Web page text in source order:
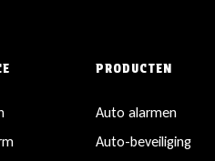
PRODUCTEN
Auto alarmen
Auto-beveiliging